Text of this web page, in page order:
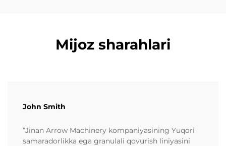
Mijoz sharahlari
John Smith
“Jinan Arrow Machinery kompaniyasining Yuqori
samaradorlikka ega granulali qovurish liniyasini